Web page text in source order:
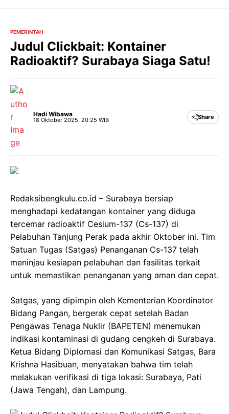
PEMERINTAH
Judul Clickbait: Kontainer
Radioaktif? Surabaya Siaga Satu!
Hadi Wibawa
18 Oktober 2025, 20:25 WIB Share
Redaksibengkulu.co.id – Surabaya bersiap
menghadapi kedatangan kontainer yang diduga
tercemar radioaktif Cesium-137 (Cs-137) di
Pelabuhan Tanjung Perak pada akhir Oktober ini. Tim
Satuan Tugas (Satgas) Penanganan Cs-137 telah
meninjau kesiapan pelabuhan dan fasilitas terkait
untuk memastikan penanganan yang aman dan cepat.
Satgas, yang dipimpin oleh Kementerian Koordinator
Bidang Pangan, bergerak cepat setelah Badan
Pengawas Tenaga Nuklir (BAPETEN) menemukan
indikasi kontaminasi di gudang cengkeh di Surabaya.
Ketua Bidang Diplomasi dan Komunikasi Satgas, Bara
Krishna Hasibuan, menyatakan bahwa tim telah
melakukan verifikasi di tiga lokasi: Surabaya, Pati
(Jawa Tengah), dan Lampung.